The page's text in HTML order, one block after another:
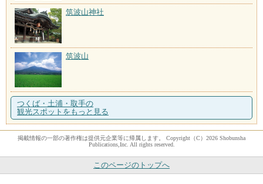
筑波山神社
筑波山
つくば・土浦・取手の
観光スポットをもっと見る
掲載情報の一部の著作権は提供元企業等に帰属します。 Copyright（C）2026 Shobunsha
Publications,Inc. All rights reserved.
このページのトップへ